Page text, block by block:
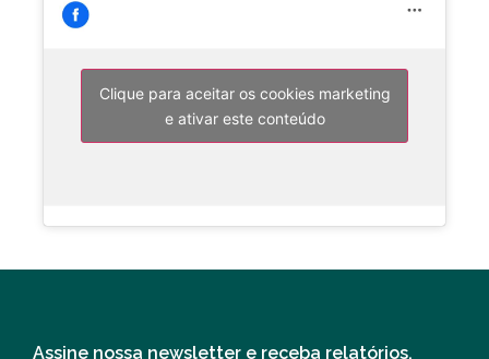
Clique para aceitar os cookies marketing
e ativar este conteúdo
Assine nossa newsletter e receba relatórios,